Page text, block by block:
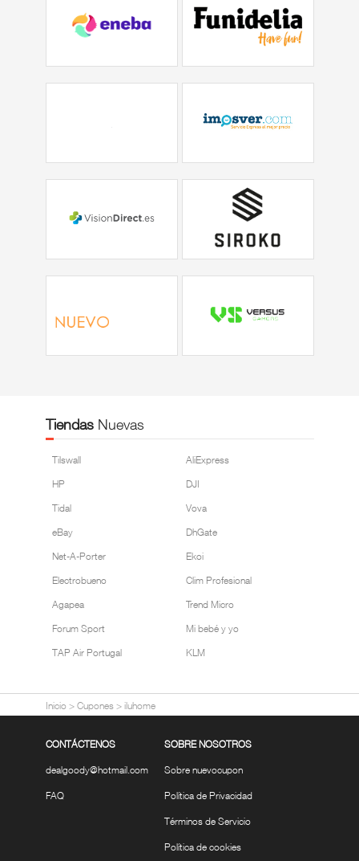
TiendasNuevas
Tilswall
AliExpress
HP
DJI
Tidal
Vova
eBay
DhGate
Net-A-Porter
Ekoi
Electrobueno
Clim Profesional
Agapea
Trend Micro
Forum Sport
Mi bebé y yo
TAP Air Portugal
KLM
Inicio > Cupones> iluhome
CONTÁCTENOS
dealgoody@hotmail.com
FAQ
SOBRE NOSOTROS
Sobre nuevocupon
Política de Privacidad
Términos de Servicio
Política de cookies